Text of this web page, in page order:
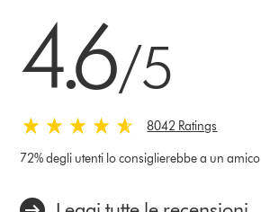
4.6/5
8042 Ratings
72% degli utenti lo consiglierebbe a un amico